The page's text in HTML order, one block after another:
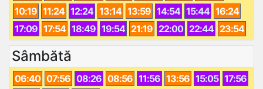
10:19 11:24 12:24 13:14 13:59 14:54 15:44 16:24
17:09 17:54 18:49 19:54 21:19 22:00 22:44 23:54
Sâmbătă
06:40 07:56 08:26 08:56 11:56 13:56 15:05 17:56